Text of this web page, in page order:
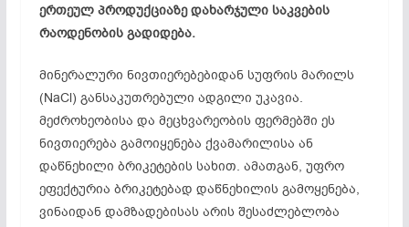
ერთეულ პროდუქციაზე დახარჯული საკვების
რაოდენობის გადიდება.
მინერალური ნივთიერებებიდან სუფრის მარილს
(NaCl) განსაკუთრებული ადგილი უკავია.
მეძროხეობისა და მეცხვარეობის ფერმებში ეს
ნივთიერება გამოიყენება ქვამარილისა ან
დაწნეხილი ბრიკეტების სახით. ამათგან, უფრო
ეფექტურია ბრიკეტებად დაწნეხილის გამოყენება,
ვინაიდან დამზადებისას არის შესაძლებლობა